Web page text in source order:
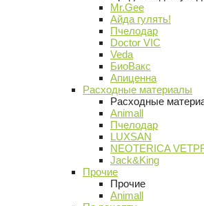
Mr.Gee
Айда гулять!
Пчелодар
Doctor VIC
Veda
БиоВакс
Апиценна
Расходные материалы
Расходные
Animall
Пчелодар
LUXSAN
NEOTERICA
Jack&King
Прочие
Прочие
Animall